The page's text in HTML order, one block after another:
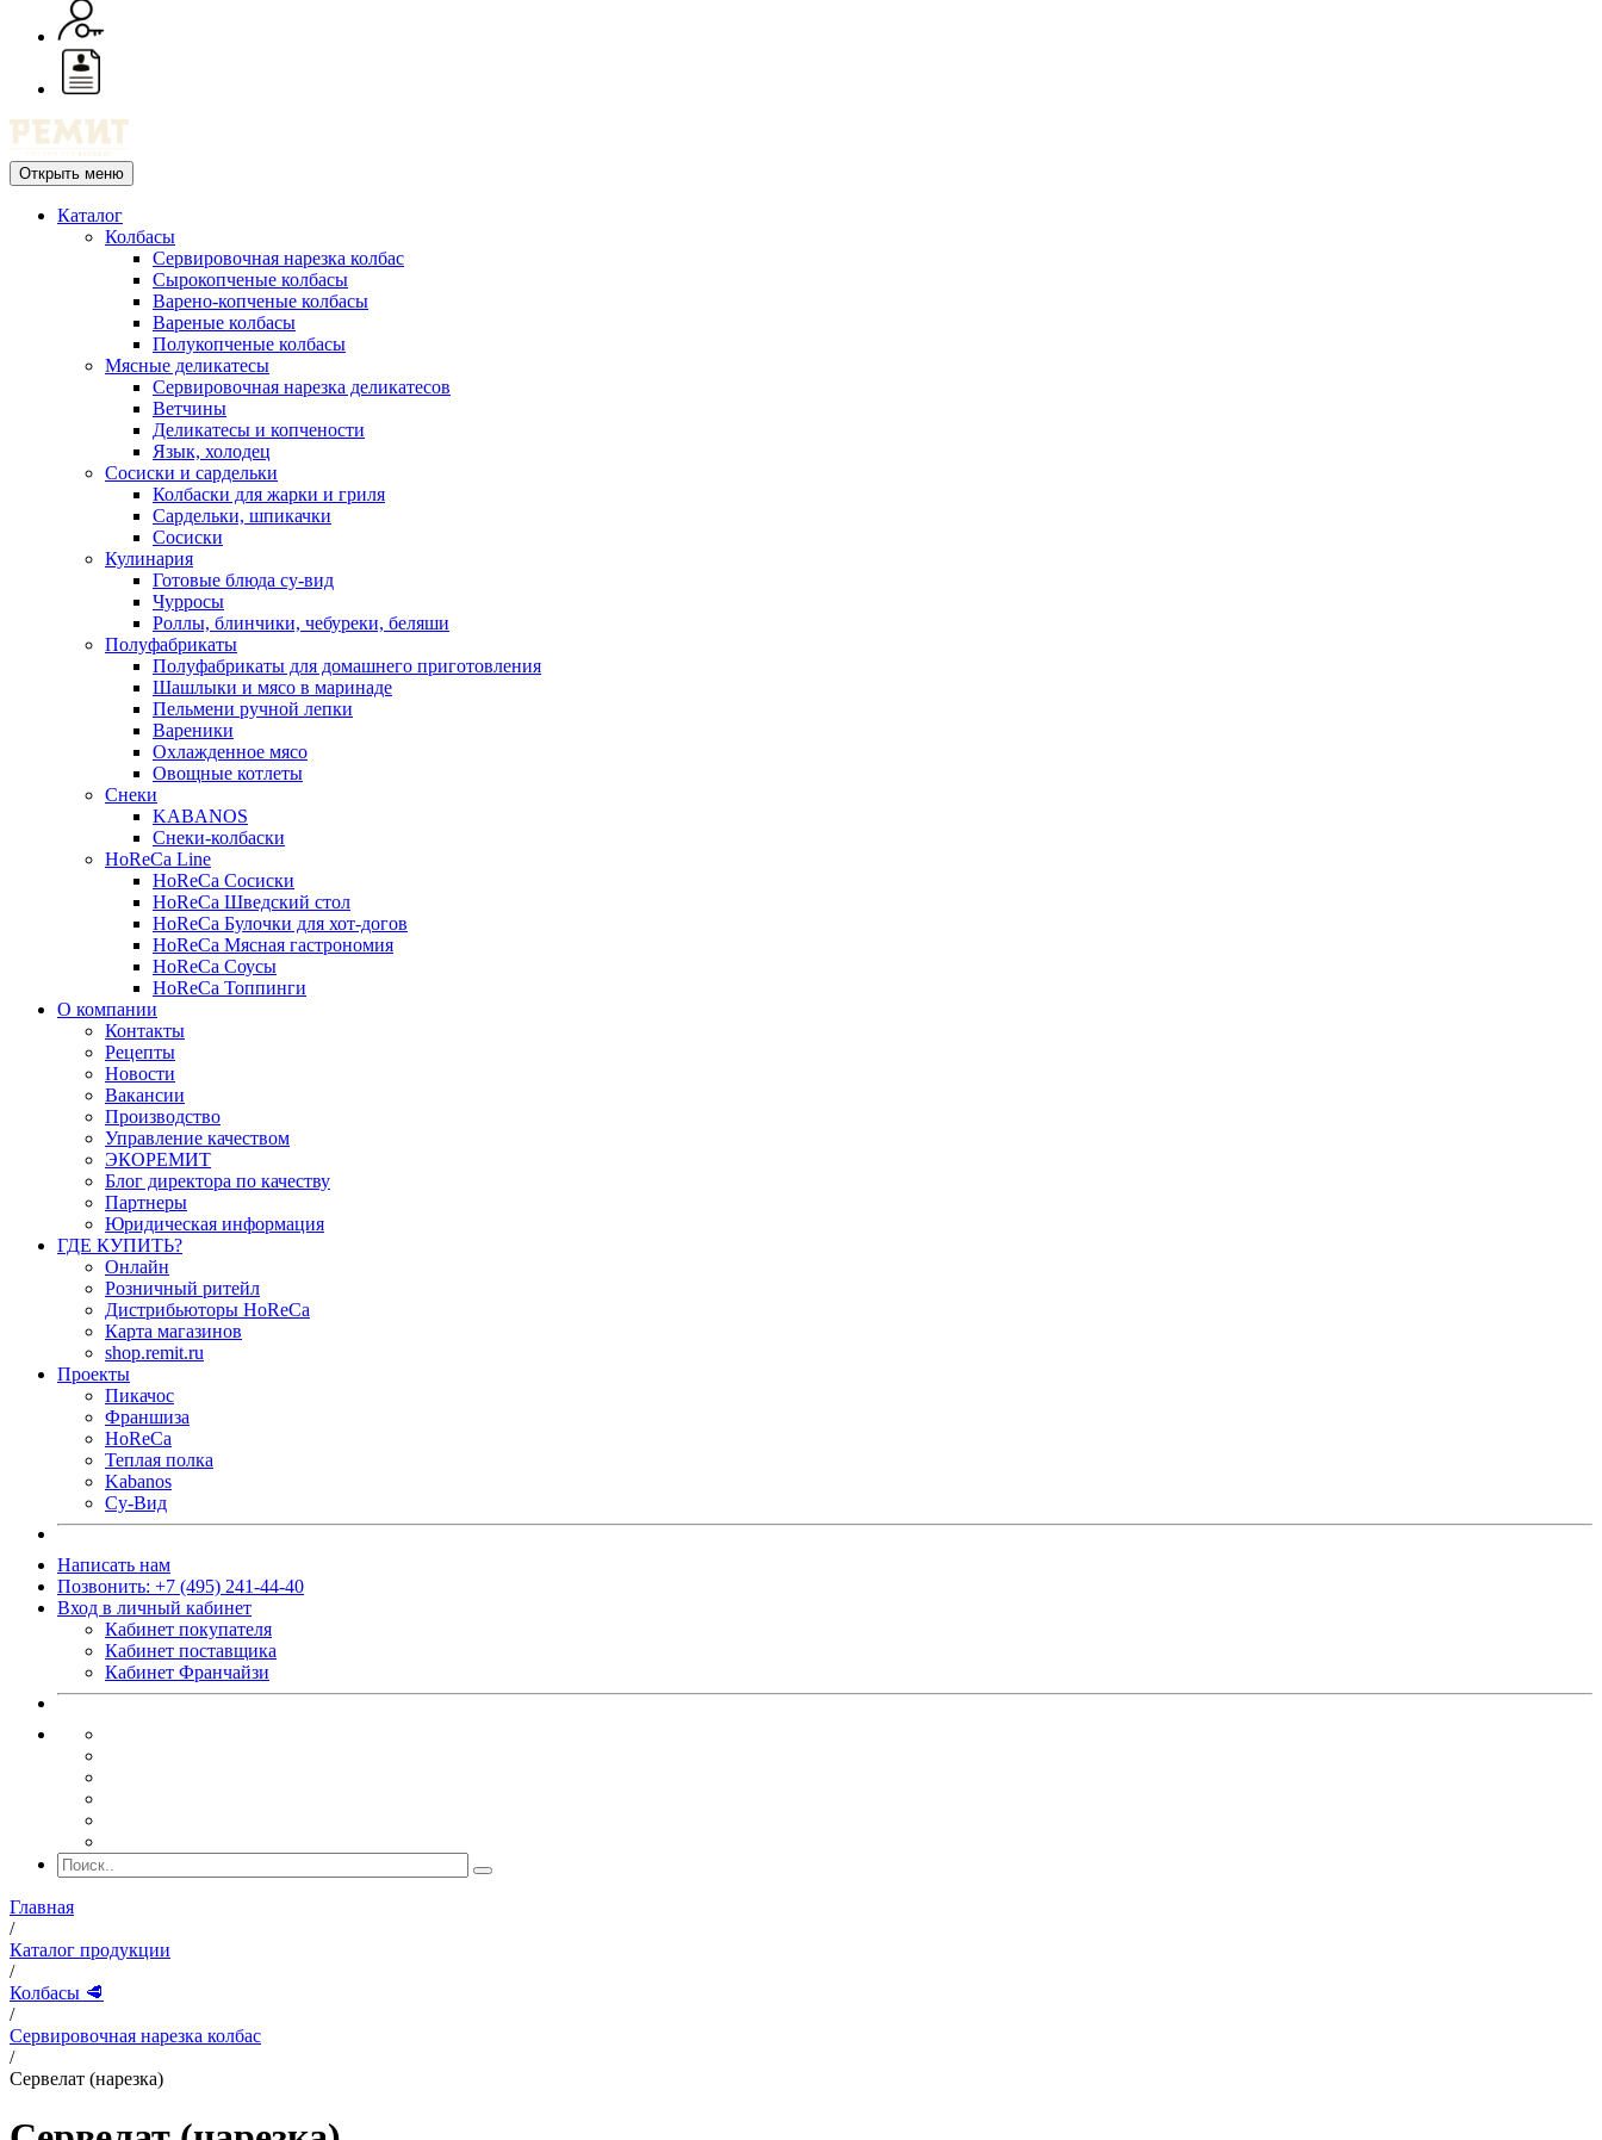
Открыть меню
Каталог
Колбасы
Сервировочная нарезка колбас
Сырокопченые колбасы
Варено-копченые колбасы
Вареные колбасы
Полукопченые колбасы
Мясные деликатесы
Сервировочная нарезка деликатесов
Ветчины
Деликатесы и копчености
Язык, холодец
Сосиски и сардельки
Колбаски для жарки и гриля
Сардельки, шпикачки
Сосиски
Кулинария
Готовые блюда су-вид
Чурросы
Роллы, блинчики, чебуреки, беляши
Полуфабрикаты
Полуфабрикаты для домашнего приготовления
Шашлыки и мясо в маринаде
Пельмени ручной лепки
Вареники
Охлажденное мясо
Овощные котлеты
Снеки
KABANOS
Снеки-колбаски
HoReCa Line
HoReCa Сосиски
HoReCa Шведский стол
HoReCa Булочки для хот-догов
HoReCa Мясная гастрономия
HoReCa Соусы
HoReCa Топпинги
О компании
Контакты
Рецепты
Новости
Вакансии
Производство
Управление качеством
ЭКОРЕМИТ
Блог директора по качеству
Партнеры
Юридическая информация
ГДЕ КУПИТЬ?
Онлайн
Розничный ритейл
Дистрибьюторы HoReCa
Карта магазинов
shop.remit.ru
Проекты
Пикачос
Франшиза
HoReCa
Теплая полка
Kabanos
Су-Вид
Написать нам
Позвонить: +7 (495) 241-44-40
Вход в личный кабинет
Кабинет покупателя
Кабинет поставщика
Кабинет Франчайзи
Главная
/
Каталог продукции
/
Колбасы 🥩
/
Сервировочная нарезка колбас
/
Сервелат (нарезка)